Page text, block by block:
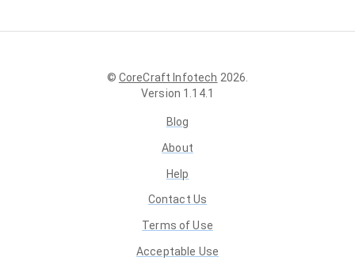
© CoreCraft Infotech 2026
Version 1.14.1
Blog
About
Help
Contact Us
Terms of Use
Acceptable Use